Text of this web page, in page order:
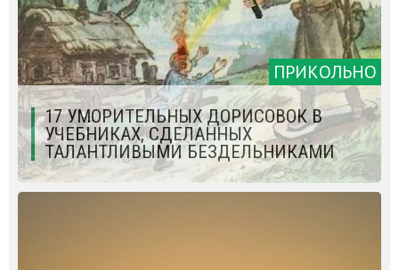
ПРИКОЛЬНО
17 УМОРИТЕЛЬНЫХ ДОРИСОВОК В
УЧЕБНИКАХ, СДЕЛАННЫХ
ТАЛАНТЛИВЫМИ БЕЗДЕЛЬНИКАМИ